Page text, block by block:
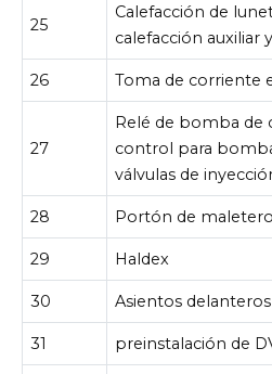
25
Calefacción de
calefacción auxiliar
26 Toma de corriente
27
Relé de bomba de
control para
válvulas de
28 Portón de
29 Haldex
30 Asientos
31 preinstalación de